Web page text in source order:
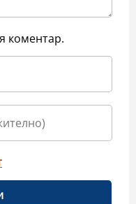
коментар.